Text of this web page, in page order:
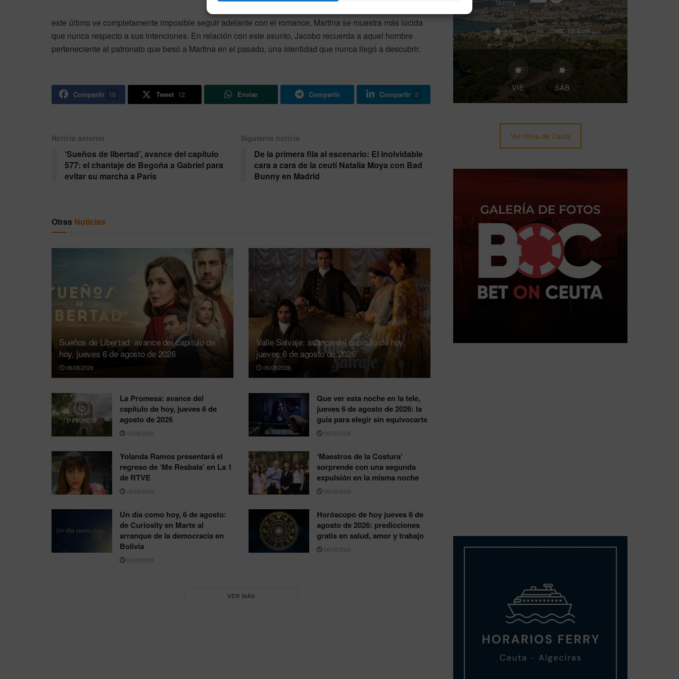
este último ve completamente imposible seguir adelante con el romance, Martina se muestra más lúcida
que nunca respecto a sus intenciones. En relación con este asunto, Jacobo recuerda a aquel hombre
perteneciente al patronato que besó a Martina en el pasado, una identidad que nunca llegó a descubrir.
Compartir 19 Tweet 12 Enviar Compartir Compartir 3
Noticia anterior
‘Sueños de libertad’, avance del capítulo
577: el chantaje de Begoña a Gabriel para
evitar su marcha a París
Siguiente noticia
De la primera fila al escenario: El inolvidable
cara a cara de la ceutí Natalia Moya con Bad
Bunny en Madrid
Otras Noticias
Sueños de Libertad: avance del capítulo de
hoy, jueves 6 de agosto de 2026
06/08/2026
Valle Salvaje: avance del capítulo de hoy,
jueves 6 de agosto de 2026
06/08/2026
La Promesa: avance del
capítulo de hoy, jueves 6 de
agosto de 2026
06/08/2026
Que ver esta noche en la tele,
jueves 6 de agosto de 2026: la
guía para elegir sin equivocarte
06/08/2026
Yolanda Ramos presentará el
regreso de ‘Me Resbala’ en La 1
de RTVE
06/08/2026
‘Maestros de la Costura’
sorprende con una segunda
expulsión en la misma noche
06/08/2026
Un día como hoy, 6 de agosto:
de Curiosity en Marte al
arranque de la democracia en
Bolivia
06/08/2026
Horóscopo de hoy jueves 6 de
agosto de 2026: predicciones
gratis en salud, amor y trabajo
06/08/2026
VER MÁS
Sunny
61% 12.6mh
VIE SÁB
Ver clima de Ceuta